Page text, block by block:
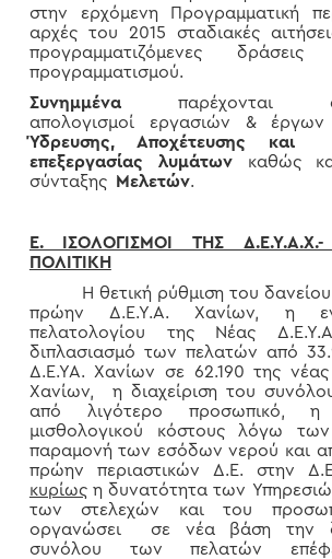
στην ερχόμενη Προγραμματική
αρχές του 2015 σταδιακές
προγραμματιζόμενες
προγραμματισμού.
Συνημμέναπαρέχονται
απολογισμοί εργασιών & έργων
Ύδρευσης, Αποχέτευσης και
επεξεργασίας λυμάτων καθώς
σύνταξης
Μελετών.
Ε. ΙΣΟΛΟΓΙΣΜΟΙ ΤΗΣ Δ.Ε.Υ.Α.Χ.-
ΠΟΛΙΤΙΚΗ
Η θετική ρύθμιση του δανείου
πρώην Δ.Ε.Υ.Α. Χανίων, η
πελατολογίου της Νέας
διπλασιασμό των πελατών από
Δ.Ε.ΥΑ. Χανίων σε 62.190 της νέας
Χανίων, η διαχείριση του
από λιγότερο προσωπικό,
μισθολογικού κόστους λόγω
παραμονή των εσόδων νερού και
πρώην περιαστικών Δ.Ε. στην
κυρίωςη δυνατότητα των
των στελεχών και του
οργανώσει σε νέα βάση την
συνόλου των πελατών